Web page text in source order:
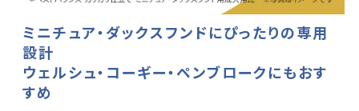
ミニチュア・ダックスフンドにぴったりの専用
設計
ウェルシュ・コーギー・ペンブロークにもおす
すめ